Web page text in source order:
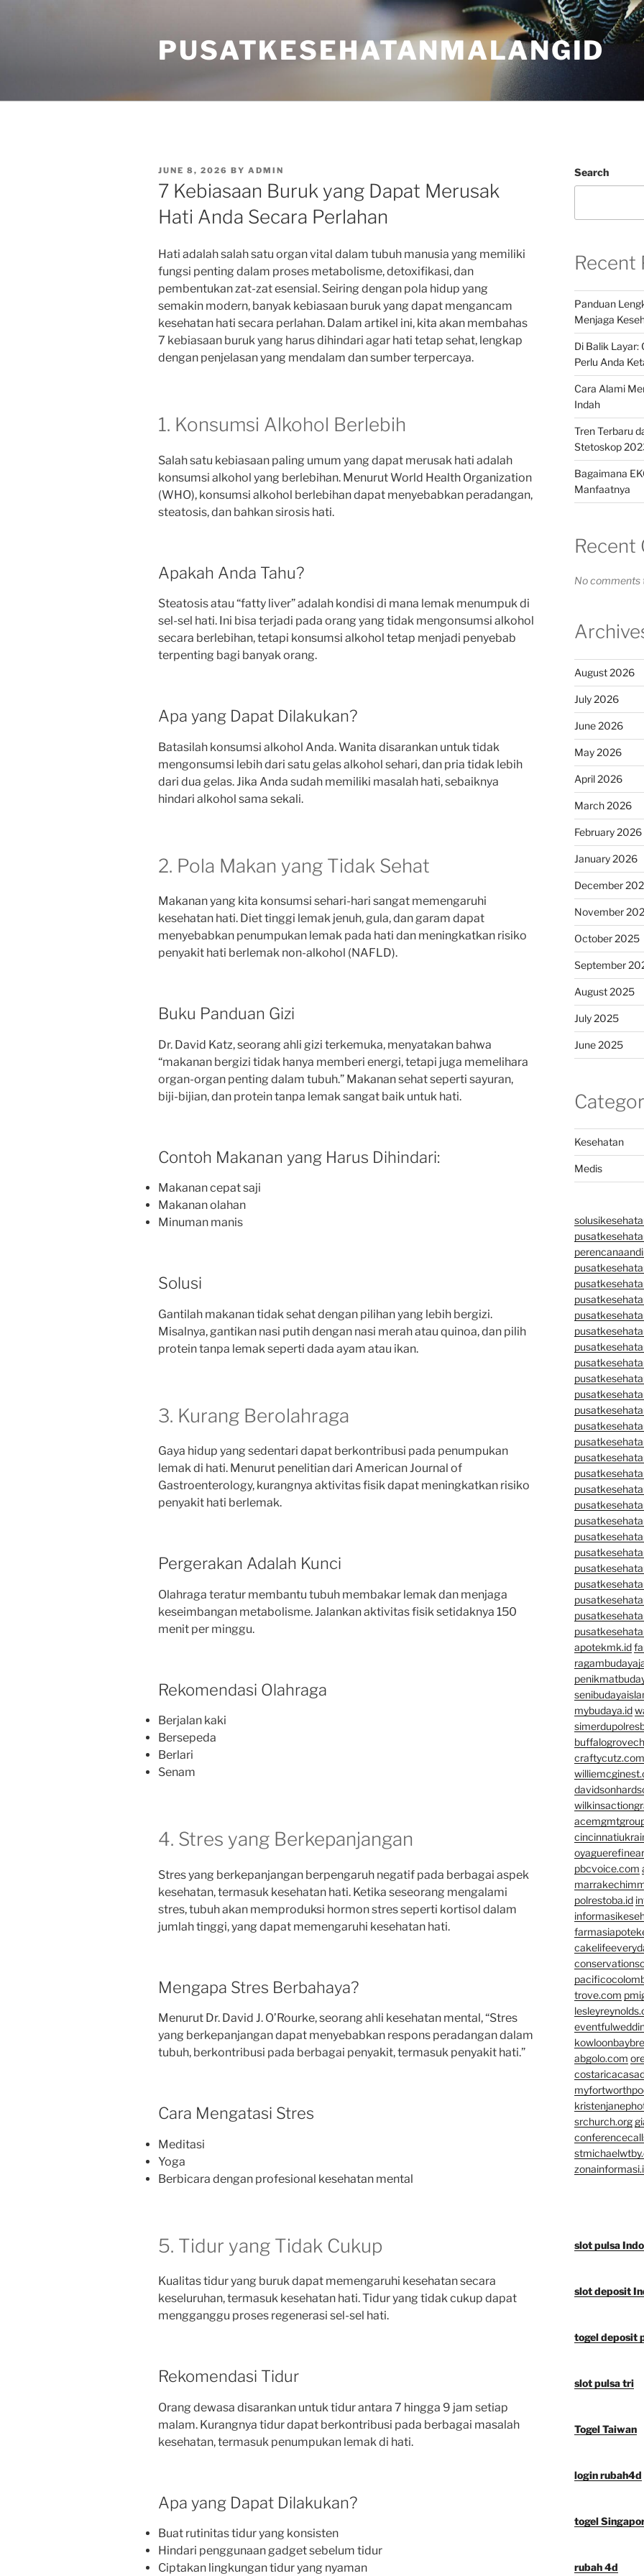
PUSATKESEHATANMALANGID
POSTED
ON
JUNE 8, 2026 BY ADMIN
7 Kebiasaan Buruk yang Dapat Merusak
Hati Anda Secara Perlahan
Hati adalah salah satu organ vital dalam tubuh manusia yang memiliki
fungsi penting dalam proses metabolisme, detoxifikasi, dan
pembentukan zat-zat esensial. Seiring dengan pola hidup yang
semakin modern, banyak kebiasaan buruk yang dapat mengancam
kesehatan hati secara perlahan. Dalam artikel ini, kita akan membahas
7 kebiasaan buruk yang harus dihindari agar hati tetap sehat, lengkap
dengan penjelasan yang mendalam dan sumber terpercaya.
1. Konsumsi Alkohol Berlebih
Salah satu kebiasaan paling umum yang dapat merusak hati adalah
konsumsi alkohol yang berlebihan. Menurut World Health Organization
(WHO), konsumsi alkohol berlebihan dapat menyebabkan peradangan,
steatosis, dan bahkan sirosis hati.
Apakah Anda Tahu?
Steatosis atau “fatty liver” adalah kondisi di mana lemak menumpuk di
sel-sel hati. Ini bisa terjadi pada orang yang tidak mengonsumsi alkohol
secara berlebihan, tetapi konsumsi alkohol tetap menjadi penyebab
terpenting bagi banyak orang.
Apa yang Dapat Dilakukan?
Batasilah konsumsi alkohol Anda. Wanita disarankan untuk tidak
mengonsumsi lebih dari satu gelas alkohol sehari, dan pria tidak lebih
dari dua gelas. Jika Anda sudah memiliki masalah hati, sebaiknya
hindari alkohol sama sekali.
2. Pola Makan yang Tidak Sehat
Makanan yang kita konsumsi sehari-hari sangat memengaruhi
kesehatan hati. Diet tinggi lemak jenuh, gula, dan garam dapat
menyebabkan penumpukan lemak pada hati dan meningkatkan risiko
penyakit hati berlemak non-alkohol (NAFLD).
Buku Panduan Gizi
Dr. David Katz, seorang ahli gizi terkemuka, menyatakan bahwa
“makanan bergizi tidak hanya memberi energi, tetapi juga memelihara
organ-organ penting dalam tubuh.” Makanan sehat seperti sayuran,
biji-bijian, dan protein tanpa lemak sangat baik untuk hati.
Contoh Makanan yang Harus Dihindari:
Makanan cepat saji
Makanan olahan
Minuman manis
Solusi
Gantilah makanan tidak sehat dengan pilihan yang lebih bergizi.
Misalnya, gantikan nasi putih dengan nasi merah atau quinoa, dan pilih
protein tanpa lemak seperti dada ayam atau ikan.
3. Kurang Berolahraga
Gaya hidup yang sedentari dapat berkontribusi pada penumpukan
lemak di hati. Menurut penelitian dari American Journal of
Gastroenterology, kurangnya aktivitas fisik dapat meningkatkan risiko
penyakit hati berlemak.
Pergerakan Adalah Kunci
Olahraga teratur membantu tubuh membakar lemak dan menjaga
keseimbangan metabolisme. Jalankan aktivitas fisik setidaknya 150
menit per minggu.
Rekomendasi Olahraga
Berjalan kaki
Bersepeda
Berlari
Senam
4. Stres yang Berkepanjangan
Stres yang berkepanjangan berpengaruh negatif pada berbagai aspek
kesehatan, termasuk kesehatan hati. Ketika seseorang mengalami
stres, tubuh akan memproduksi hormon stres seperti kortisol dalam
jumlah tinggi, yang dapat memengaruhi kesehatan hati.
Mengapa Stres Berbahaya?
Menurut Dr. David J. O’Rourke, seorang ahli kesehatan mental, “Stres
yang berkepanjangan dapat menyebabkan respons peradangan dalam
tubuh, berkontribusi pada berbagai penyakit, termasuk penyakit hati.”
Cara Mengatasi Stres
Meditasi
Yoga
Berbicara dengan profesional kesehatan mental
5. Tidur yang Tidak Cukup
Kualitas tidur yang buruk dapat memengaruhi kesehatan secara
keseluruhan, termasuk kesehatan hati. Tidur yang tidak cukup dapat
mengganggu proses regenerasi sel-sel hati.
Rekomendasi Tidur
Orang dewasa disarankan untuk tidur antara 7 hingga 9 jam setiap
malam. Kurangnya tidur dapat berkontribusi pada berbagai masalah
kesehatan, termasuk penumpukan lemak di hati.
Apa yang Dapat Dilakukan?
Buat rutinitas tidur yang konsisten
Hindari penggunaan gadget sebelum tidur
Ciptakan lingkungan tidur yang nyaman
Search
Recent
Panduan
Menjaga
Di Balik Layar:
Perlu Anda
Cara Alami
Indah
Tren Terbaru
Stetoskop
Bagaimana
Manfaatnya
Recent
No comments
August 2026
July 2026
June 2026
May 2026
April 2026
March 2026
February 2026
January 2026
December
November
October 2025
September
August 2025
July 2025
June 2025
Kesehatan
Medis
apotekmk.id
mybudaya.id
craftycutz.com
pbcvoice.com
polrestoba.id
trove.com
abgolo.com
srchurch.org
slot pulsa
slot deposit
togel deposit
slot pulsa tri
Togel Taiwan
login rubah4d
togel
rubah 4d